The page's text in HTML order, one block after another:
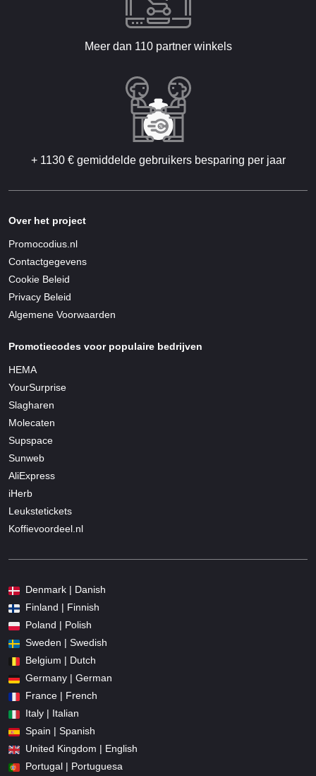
Meer dan 110 partner winkels
+ 1130 € gemiddelde gebruikers besparing per jaar
Over het project
Promocodius.nl
Contactgegevens
Cookie Beleid
Privacy Beleid
Algemene Voorwaarden
Promotiecodes voor populaire bedrijven
HEMA
YourSurprise
Slagharen
Molecaten
Supspace
Sunweb
AliExpress
iHerb
Leukstetickets
Koffievoordeel.nl
Denmark | Danish
Finland | Finnish
Poland | Polish
Sweden | Swedish
Belgium | Dutch
Germany | German
France | French
Italy | Italian
Spain | Spanish
United Kingdom | English
Portugal | Portuguesa